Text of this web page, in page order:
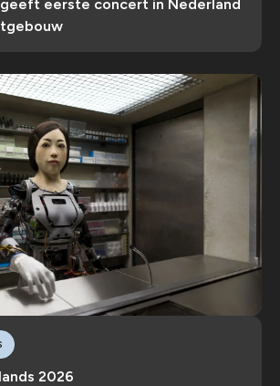
geeft eerste concert in Nederland
2026